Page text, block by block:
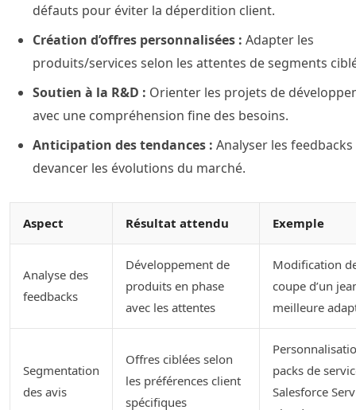
défauts pour éviter la déperdition client.
Création d’offres personnalisées : Adapter les
produits/services selon les attentes de segments
Soutien à la R&D : Orienter les projets de
avec une compréhension fine des besoins.
Anticipation des tendances : Analyser les
devancer les évolutions du marché.
Aspect Résultat attendu Exemple
Analyse des
feedbacks
Développement de
produits en phase
avec les attentes
Modification
coupe d’un
meilleure
Segmentation
des avis
Offres ciblées selon
les préférences client
spécifiques
packs de
Salesforce